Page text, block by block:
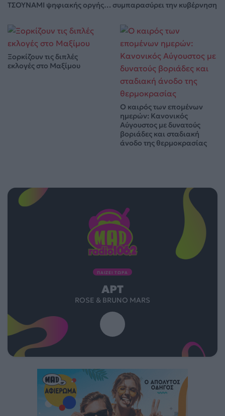
ΤΣΟΥΝΑΜΙ ψηφιακής οργής… συμπαρασύρει την κυβέρνηση
Ξορκίζουν τις διπλές
εκλογές στο Μαξίμου
Ο καιρός των επομένων
ημερών: Κανονικός
Αύγουστος με δυνατούς
βοριάδες και σταδιακή
άνοδο της θερμοκρασίας
ΠΑΙΖΕΙ ΤΩΡΑ
APT
ROSE & BRUNO MARS